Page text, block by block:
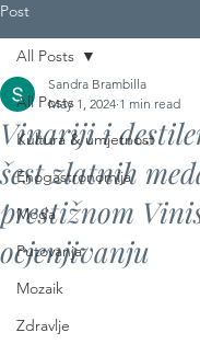
Post
All Posts
Kultura & umjetnost
Enogastronomija
Moda
Putovanja
Mozaik
Zdravlje
All Posts
Vinariji i
šest zlatnih
prestižnom
ocjenjivanju
Sandra Brambilla
May 1, 2024 1 min read